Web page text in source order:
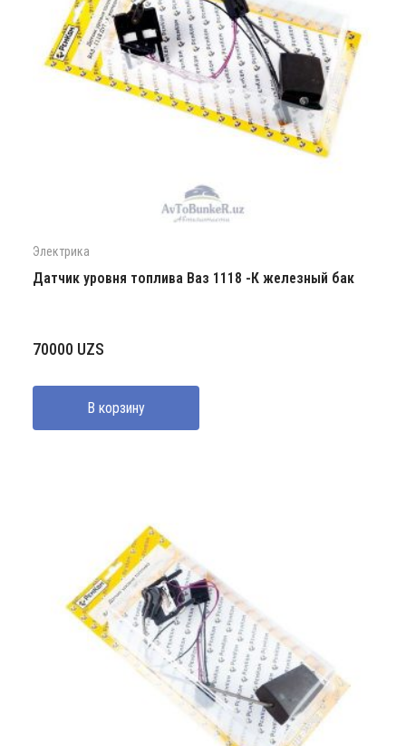
Электрика
Датчик уровня топлива Ваз 1118 -К железный бак
70000 UZS
В корзину